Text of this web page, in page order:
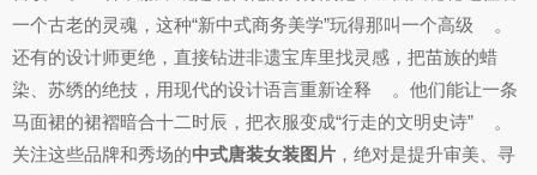
一个古老的灵魂，这种“新中式商务美学”玩得那叫一个高级
。
还有的设计师更绝，直接钻进非遗宝库里找灵感，把苗族的蜡
染、苏绣的绝技，用现代的设计语言重新诠释
。他们能让一条
马面裙的裙褶暗合十二时辰，把衣服变成“行走的文明史诗”
。
关注这些品牌和秀场的中式唐装女装图片 ，绝对是提升审美、寻